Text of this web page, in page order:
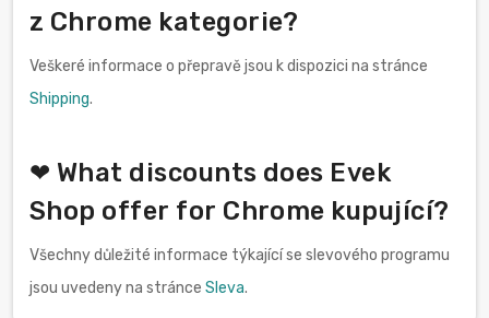
z Chrome kategorie?
Veškeré informace o přepravě jsou k dispozici na stránce
Shipping.
❤ What discounts does Evek
Shop offer for Chrome kupující?
Všechny důležité informace týkající se slevového programu
jsou uvedeny na stránce Sleva.